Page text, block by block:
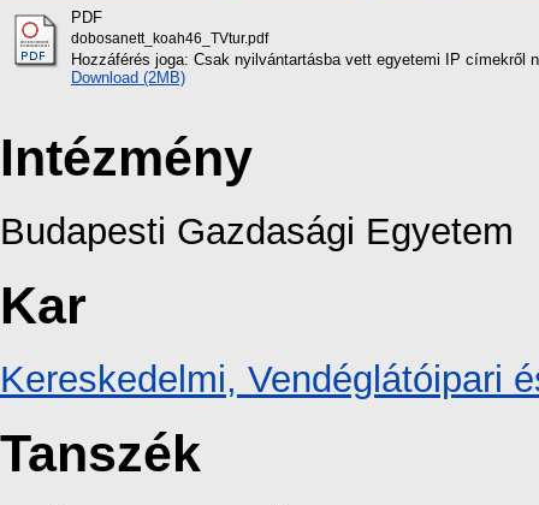
PDF
dobosanett_koah46_TVtur.pdf
Hozzáférés joga: Csak nyilvántartásba vett egyetemi IP címekről
Download (2MB)
Intézmény
Budapesti Gazdasági Egyetem
Kar
Kereskedelmi, Vendéglátóipari
Tanszék